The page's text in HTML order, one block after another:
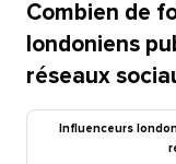
Combien de
londoniens
réseaux
Influenceurs